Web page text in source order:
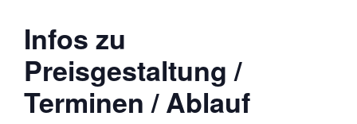
Infos zu
Preisgestaltung /
Terminen / Ablauf